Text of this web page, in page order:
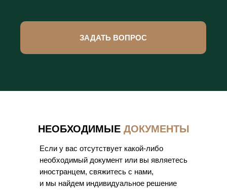
ЗАДАТЬ ВОПРОС
НЕОБХОДИМЫЕ ДОКУМЕНТЫ
Если у вас отсутствует какой-либо
необходимый документ или вы являетесь
иностранцем, свяжитесь с нами,
и мы найдем индивидуальное решение